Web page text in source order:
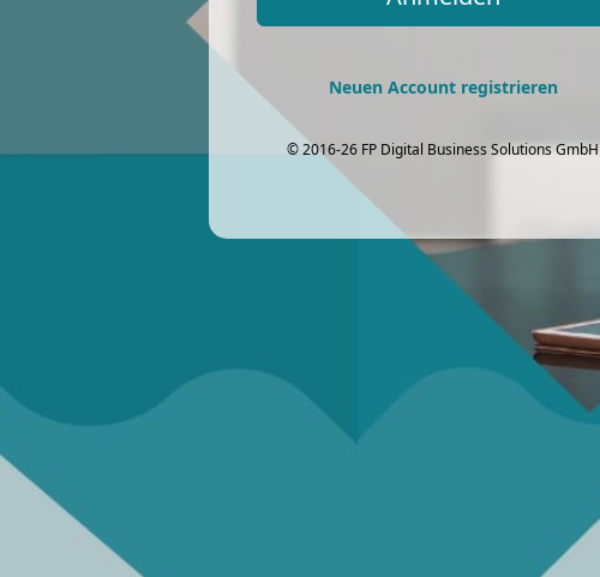
Neuen Account registrieren
© 2016-26 FP Digital Business Solutions GmbH